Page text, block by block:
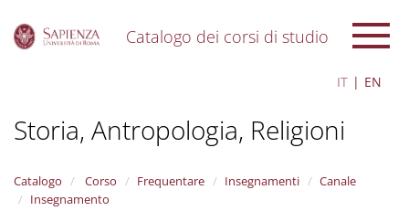
Catalogo dei corsi di studio
IT EN
Storia, Antropologia, Religioni
Catalogo Corso Frequentare Insegnamenti
Canale
Insegnamento